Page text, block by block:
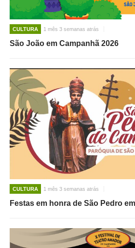
CULTURA 1 mês 3 semanas atrás
São João em Campanhã 2026
CULTURA 1 mês 3 semanas atrás
Festas em honra de São Pedro